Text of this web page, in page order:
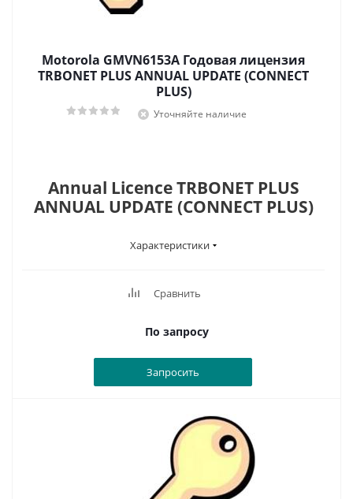
Motorola GMVN6153A Годовая лицензия
TRBONET PLUS ANNUAL UPDATE (CONNECT
PLUS)
Уточняйте наличие
Annual Licence TRBONET PLUS
ANNUAL UPDATE (CONNECT PLUS)
Характеристики
Сравнить
По запросу
Запросить